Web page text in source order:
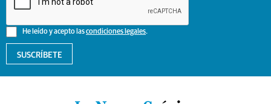
He leído y acepto lascondiciones legales.
SUSCRÍBETE